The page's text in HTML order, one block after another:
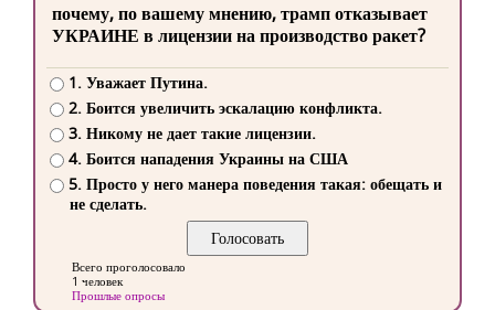
почему, по вашему мнению, трамп отказывает
УКРАИНЕ в лицензии на производство ракет?
1. Уважает Путина.
2. Боится увеличить эскалацию конфликта.
3. Никому не дает такие лицензии.
4. Боится нападения Украины на США
5. Просто у него манера поведения такая: обещать и
не сделать.
Всего проголосовало
1 человек
Прошлые опросы